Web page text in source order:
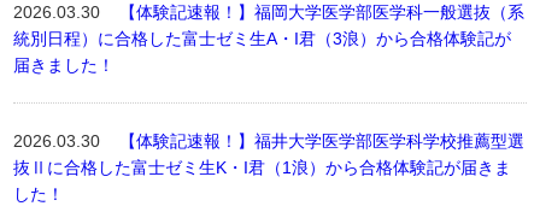
2026.03.30
【体験記速報！】福岡大学医学部医学科一般選抜（系
統別日程）に合格した富士ゼミ生A・I君（3浪）から合格体験記が
届きました！
2026.03.30
【体験記速報！】福井大学医学部医学科学校推薦型選
抜Ⅱに合格した富士ゼミ生K・I君（1浪）から合格体験記が届きま
した！